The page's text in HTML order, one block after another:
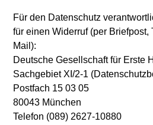
Für den Datenschutz
für einen Widerruf (per Briefpost,
Mail):
Deutsche Gesellschaft für Erste
Sachgebiet XI/2-1
Postfach 15 03 05
80043 München
Telefon (089) 2627-10880